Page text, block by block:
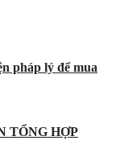
pháp lý để mua
TỔNG HỢP